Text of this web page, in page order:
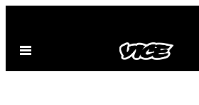
content
Open